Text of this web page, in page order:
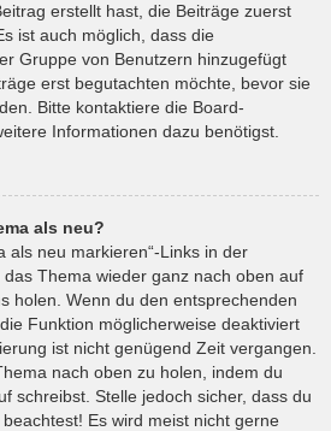
erstellt hast, die Beiträge zuerst
ist auch möglich, dass die
Gruppe von Benutzern hinzugefügt
erst begutachten möchte, bevor sie
Bitte kontaktiere die Board-
Informationen dazu benötigst.
als neu?
als neu markieren“-Links in der
Thema wieder ganz nach oben auf
holen. Wenn du den entsprechenden
Funktion möglicherweise deaktiviert
ist nicht genügend Zeit vergangen.
nach oben zu holen, indem du
schreibst. Stelle jedoch sicher, dass du
Es wird meist nicht gerne